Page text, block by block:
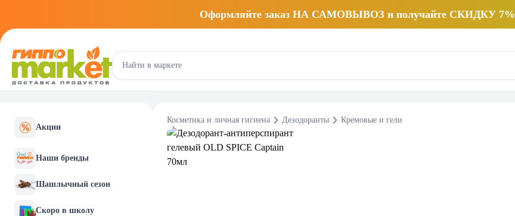
Оформляйте заказ НА САМОВЫВОЗ и получайте СКИДКУ 7%
Акции
Наши бренды
Шашлычный сезон
Скоро в школу
Косметика и личная гигиена Дезодоранты Кремовые и гели